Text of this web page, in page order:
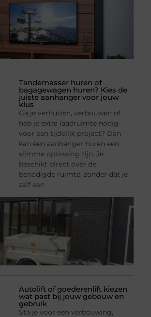
Tandemasser huren of
bagagewagen huren? Kies de
juiste aanhanger voor jouw
klus
Ga je verhuizen, verbouwen of
heb je extra laadruimte nodig
voor een tijdelijk project? Dan
kan een aanhanger huren een
slimme oplossing zijn. Je
beschikt direct over de
benodigde ruimte, zonder dat je
zelf een
Autolift of goederenlift kiezen
wat past bij jouw gebouw en
gebruik
Sta je voor een verbouwing,